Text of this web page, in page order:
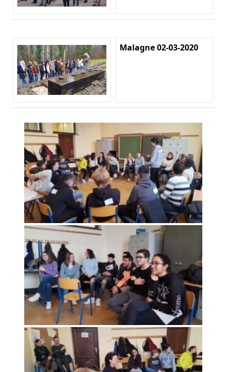
Malagne 02-03-2020